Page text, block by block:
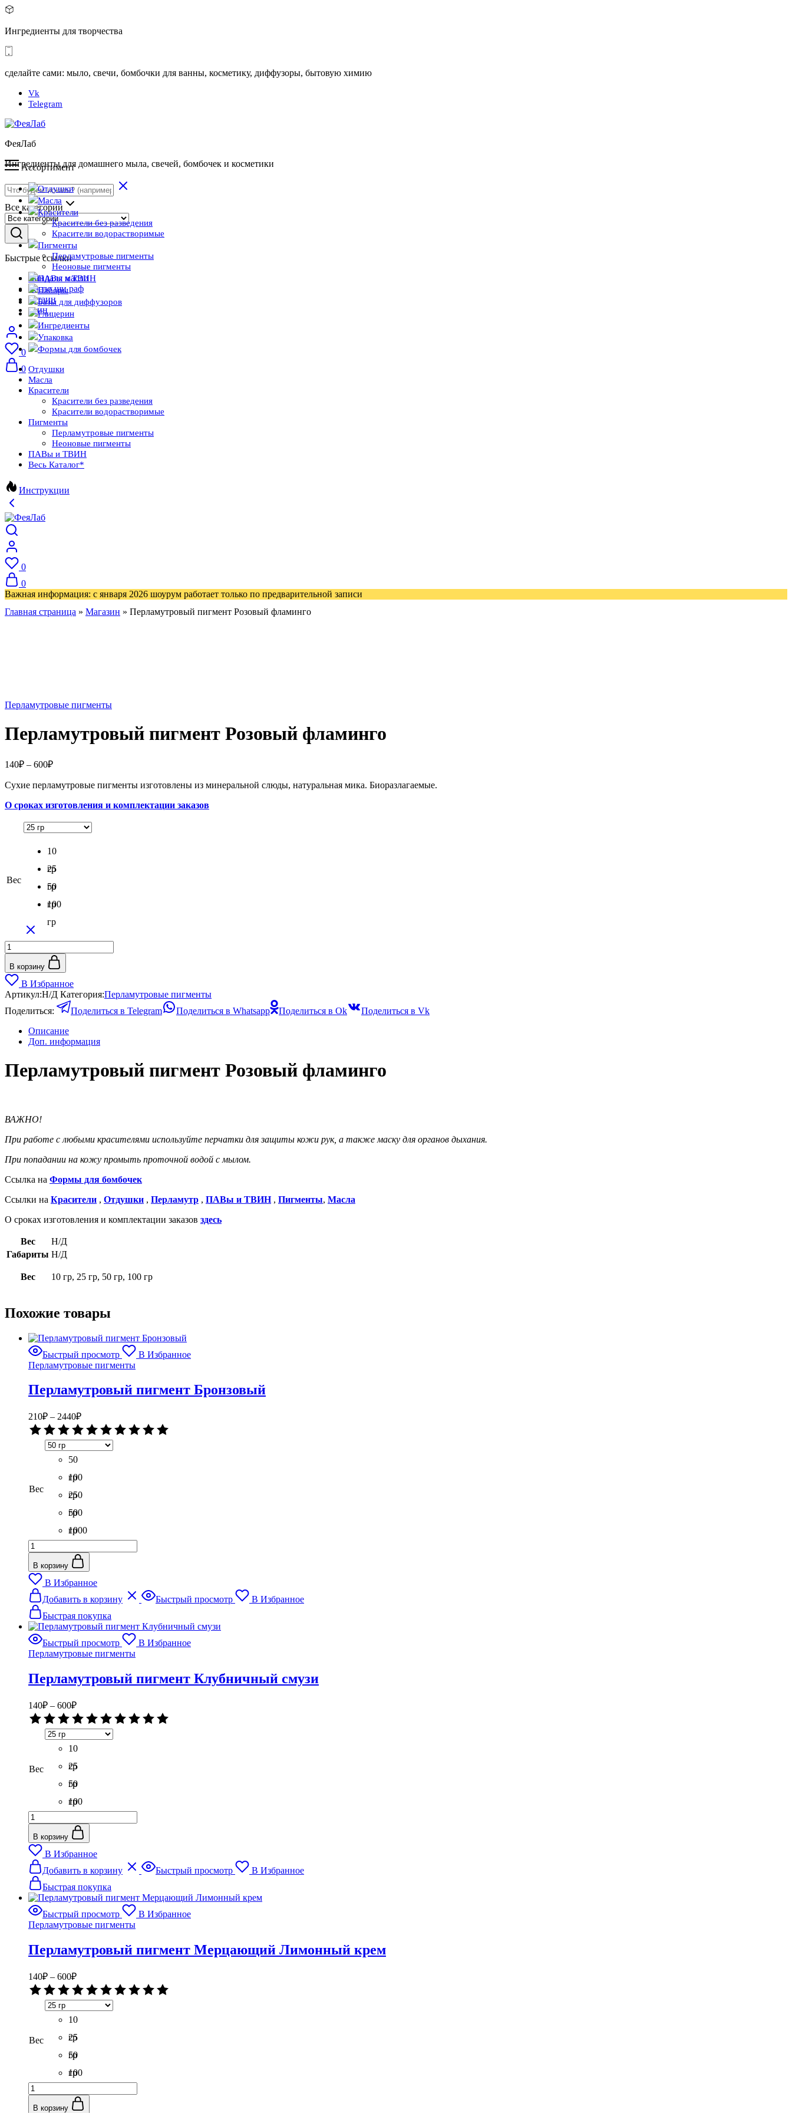
Ингредиенты для творчества
сделайте сами: мыло, свечи, бомбочки для ванны, косметику, диффузоры, бытовую химию
Vk
Telegram
ФеяЛаб
Ингредиенты для домашнего мыла, свечей, бомбочек и косметики
Все категории
Быстрые ссылки
миндаля масло
масло ши раф
бетаин
твин
0
0
Ассортимент
Отдушки
Масла
Красители
Красители без разведения
Красители водорастворимые
Пигменты
Перламутровые пигменты
Неоновые пигменты
ПАВы и ТВИН
Наборы
Базы для диффузоров
Глицерин
Ингредиенты
Упаковка
Формы для бомбочек
Отдушки
Масла
Красители
Красители без разведения
Красители водорастворимые
Пигменты
Перламутровые пигменты
Неоновые пигменты
ПАВы и ТВИН
Весь Каталог*
Инструкции
0
0
Важная информация: с января 2026 шоурум работает только по предварительной записи
Главная страница » Магазин » Перламутровый пигмент Розовый фламинго
Перламутровые пигменты
Перламутровый пигмент Розовый фламинго
140₽ – 600₽Диапазон
140₽
600₽
Сухие перламутровые пигменты изготовлены из минеральной слюды, натуральная мика. Биоразлагаемые.
О сроках изготовления и комплектации заказов
Вес
10
гр
25
гр
50
гр
100
гр
Количество
товара
Перламутровый
пигмент
Розовый
фламинго
В корзину
В Избранное
Артикул:Н/Д Категория:Перламутровые пигменты
Поделиться:
Поделиться в Telegram Поделиться в Whatsapp Поделиться в Ok
Поделиться в Vk
Описание
Доп. информация
Перламутровый пигмент Розовый фламинго
ВАЖНО!
При работе с любыми красителями используйте перчатки для защиты кожи рук, а также маску для органов дыхания.
При попадании на кожу промыть проточной водой с мылом.
Ссылка на Формы для бомбочек
Ссылки на Красители , Отдушки , Перламутр , ПАВы и ТВИН, Пигменты, Масла
О сроках изготовления и комплектации заказов здесь
Вес
Н/Д
Габариты Н/Д
Вес 10 гр, 25 гр, 50 гр, 100 гр
Похожие товары
Быстрый просмотр
В Избранное
Перламутровые пигменты
Перламутровый пигмент Бронзовый
210₽ – 2440₽Диапазон
цен:
210₽
–
Вес
50
гр
100
гр
250
гр
500
гр
1000
Количество
товара
Перламутровый
пигмент
Бронзовый
В корзину
В Избранное
Добавить в корзину
Этот
товар
несколько
вариаций.
Опции
можно
на
странице
Быстрый просмотр
В Избранное
Быстрая покупка
Быстрый просмотр
В Избранное
Перламутровые пигменты
Перламутровый пигмент Клубничный смузи
140₽ – 600₽Диапазон
цен:
140₽
–
600₽
Вес
10
гр
25
гр
50
гр
100
Количество
товара
Перламутровый
пигмент
Клубничный
смузи
В корзину
В Избранное
Добавить в корзину
Этот
товар
несколько
вариаций.
Опции
можно
на
странице
Быстрый просмотр
В Избранное
Быстрая покупка
Быстрый просмотр
В Избранное
Перламутровые пигменты
Перламутровый пигмент Мерцающий Лимонный крем
140₽ – 600₽Диапазон
цен:
140₽
–
600₽
Вес
10
гр
25
гр
50
гр
100
Количество
товара
Перламутровый
В корзину